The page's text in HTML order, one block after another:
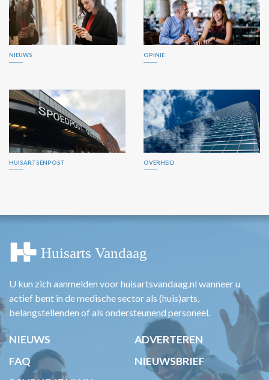
NIEUWS OPINIE
HUISARTSENPOST OVERHEID
U kun zich aanmelden voor huisartsvandaag.nl wanneer u
actief bent in de medische sector als (huis)arts,
belangstellenden of als ondersteunend personeel.
NIEUWS
ADVERTEREN
FAQ
NIEUWSBRIEF